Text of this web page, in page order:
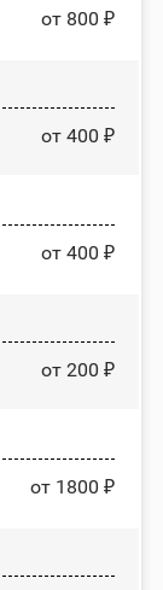
от 800 ₽
от 400 ₽
от 400 ₽
от 200 ₽
от 1800 ₽